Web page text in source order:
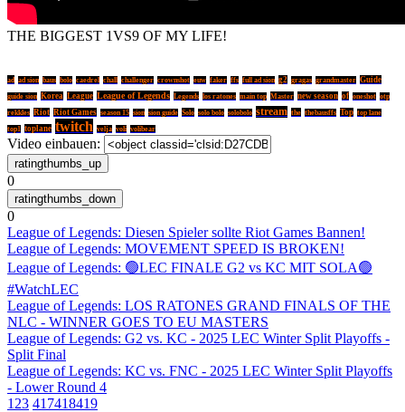
THE BIGGEST 1VS9 OF MY LIFE!
ad ad sion baus bolo caedrel chall challenger crownshot euw faker ffs full ad sion g2 gragas grandmaster Guide
guide sion Korea League League of Legends Legends los ratones main top Master new season of oneshot otp
rekkles Riot Riot Games season 15 sion sion guide Solo solo bolo solobolo stream the thebausffs Top top lane
top1 toplane twitch velja voli volibear
Video einbauen:
0
0
League of Legends: Diesen Spieler sollte Riot Games Bannen!
League of Legends: MOVEMENT SPEED IS BROKEN!
League of Legends: 🟢LEC FINALE G2 vs KC MIT SOLA🟢
#WatchLEC
League of Legends: LOS RATONES GRAND FINALS OF THE
NLC - WINNER GOES TO EU MASTERS
League of Legends: G2 vs. KC - 2025 LEC Winter Split Playoffs -
Split Final
League of Legends: KC vs. FNC - 2025 LEC Winter Split Playoffs
- Lower Round 4
1 23 417418419